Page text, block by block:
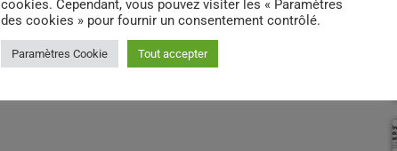
cookies. Cependant, vous pouvez visiter les « Paramètres
des cookies » pour fournir un consentement contrôlé.
Paramètres Cookie Tout accepter